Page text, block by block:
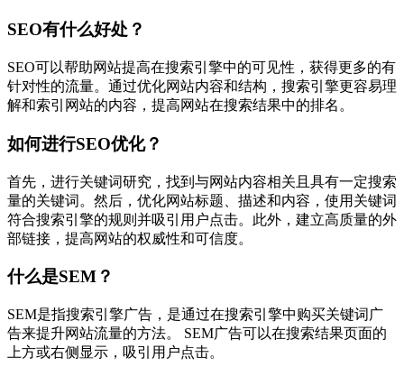
SEO有什么好处？
SEO可以帮助网站提高在搜索引擎中的可见性，获得更多的有
针对性的流量。通过优化网站内容和结构，搜索引擎更容易理
解和索引网站的内容，提高网站在搜索结果中的排名。
如何进行SEO优化？
首先，进行关键词研究，找到与网站内容相关且具有一定搜索
量的关键词。然后，优化网站标题、描述和内容，使用关键词
符合搜索引擎的规则并吸引用户点击。此外，建立高质量的外
部链接，提高网站的权威性和可信度。
什么是SEM？
SEM是指搜索引擎广告，是通过在搜索引擎中购买关键词广
告来提升网站流量的方法。 SEM广告可以在搜索结果页面的
上方或右侧显示，吸引用户点击。